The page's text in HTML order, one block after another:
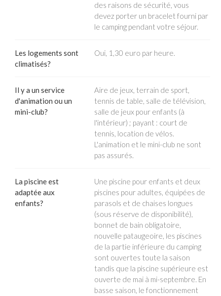
des raisons de sécurité, vous
devez porter un bracelet fourni par
le camping pendant votre séjour.
Les logements sont
climatisés?
Oui, 1,30 euro par heure.
Il y a un service
d'animation ou un
mini-club?
Aire de jeux, terrain de sport,
tennis de table, salle de télévision,
salle de jeux pour enfants (à
l'intérieur) ; payant : court de
tennis, location de vélos.
L'animation et le mini-club ne sont
pas assurés.
La piscine est
adaptée aux
enfants?
Une piscine pour enfants et deux
piscines pour adultes, équipées de
parasols et de chaises longues
(sous réserve de disponibilité),
bonnet de bain obligatoire,
nouvelle pataugeoire, les piscines
de la partie inférieure du camping
sont ouvertes toute la saison
tandis que la piscine supérieure est
ouverte de mai à mi-septembre. En
basse saison, le fonctionnement